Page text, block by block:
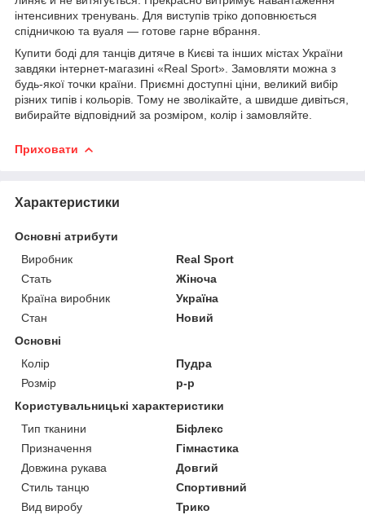
інтенсивних тренувань. Для виступів тріко доповнюється
спідничкою та вуаля — готове гарне вбрання.
Купити боді для танців дитяче в Києві та інших містах України
завдяки інтернет-магазині «Real Sport». Замовляти можна з
будь-якої точки країни. Приємні доступні ціни, великий вибір
різних типів і кольорів. Тому не зволікайте, а швидше дивіться,
вибирайте відповідний за розміром, колір і замовляйте.
Приховати
Характеристики
Основні атрибути
Виробник
Real Sport
Стать
Жіноча
Країна виробник
Україна
Стан
Новий
Основні
Колір
Пудра
Розмір
р-р
Користувальницькі характеристики
Тип тканини
Біфлекс
Призначення
Гімнастика
Довжина рукава
Довгий
Стиль танцю
Спортивний
Вид виробу
Трико